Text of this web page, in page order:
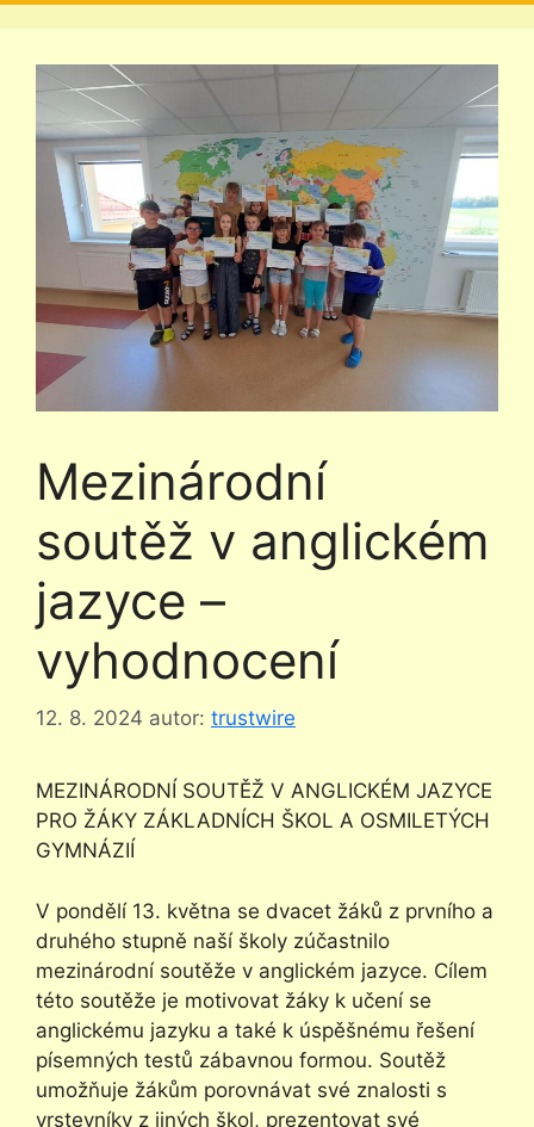
Mezinárodní
soutěž v anglickém
jazyce –
vyhodnocení
12. 8. 2024 autor: trustwire
MEZINÁRODNÍ SOUTĚŽ V ANGLICKÉM JAZYCE
PRO ŽÁKY ZÁKLADNÍCH ŠKOL A OSMILETÝCH
GYMNÁZIÍ
V pondělí 13. května se dvacet žáků z prvního a
druhého stupně naší školy zúčastnilo
mezinárodní soutěže v anglickém jazyce. Cílem
této soutěže je motivovat žáky k učení se
anglickému jazyku a také k úspěšnému řešení
písemných testů zábavnou formou. Soutěž
umožňuje žákům porovnávat své znalosti s
vrstevníky z jiných škol, prezentovat své